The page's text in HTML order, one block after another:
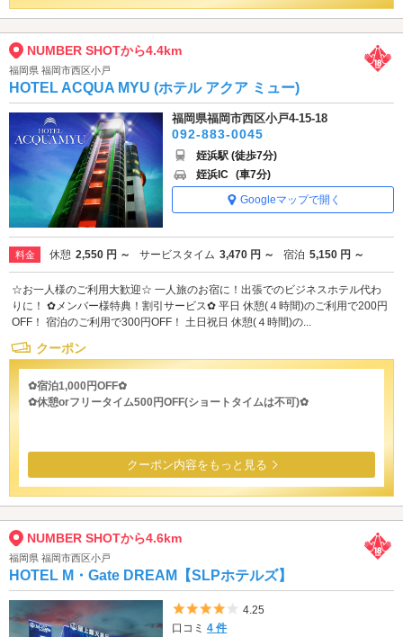
NUMBER SHOTから4.4km
福岡県 福岡市西区小戸
HOTEL ACQUA MYU (ホテル アクア ミュー)
福岡県福岡市西区小戸4-15-18
092-883-0045
姪浜駅 (徒歩7分)
姪浜IC (車7分)
Googleマップで開く
料金 休憩 2,550 円 ～ サービスタイム 3,470 円 ～ 宿泊 5,150 円 ～
☆お一人様のご利用大歓迎☆ 一人旅のお宿に！出張でのビジネスホテル代わ
りに！ ✿メンバー様特典！割引サービス✿ 平日 休憩(４時間)のご利用で200円
OFF！ 宿泊のご利用で300円OFF！ 土日祝日 休憩(４時間)の...
クーポン
✿宿泊1,000円OFF✿
✿休憩orフリータイム500円OFF(ショートタイムは不可)✿
クーポン内容をもっと見る
NUMBER SHOTから4.6km
福岡県 福岡市西区小戸
HOTEL M・Gate DREAM【SLPホテルズ】
5つ星のうち4
4.25
口コミ4 件